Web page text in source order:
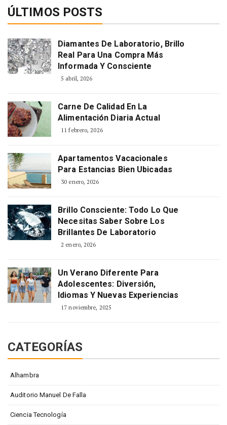
ÚLTIMOS POSTS
Diamantes De Laboratorio, Brillo
Real Para Una Compra Más
Informada Y Consciente
5 abril, 2026
Carne De Calidad En La
Alimentación Diaria Actual
11 febrero, 2026
Apartamentos Vacacionales
Para Estancias Bien Ubicadas
30 enero, 2026
Brillo Consciente: Todo Lo Que
Necesitas Saber Sobre Los
Brillantes De Laboratorio
2 enero, 2026
Un Verano Diferente Para
Adolescentes: Diversión,
Idiomas Y Nuevas Experiencias
17 noviembre, 2025
CATEGORÍAS
Alhambra
Auditorio Manuel De Falla
Ciencia Tecnología